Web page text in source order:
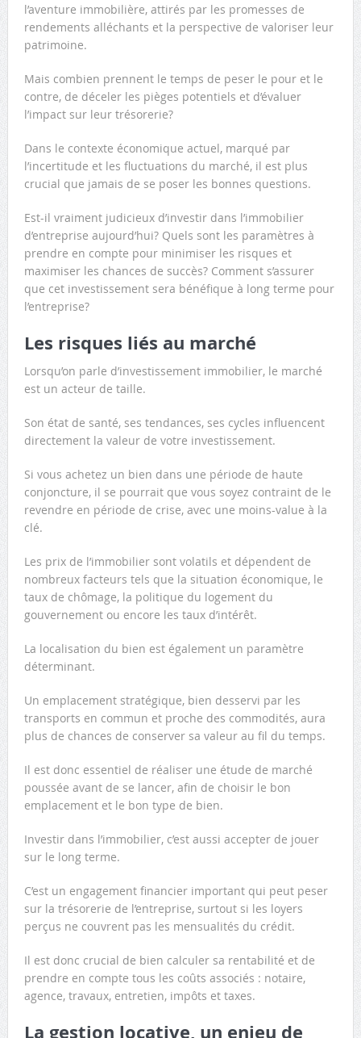
l’aventure immobilière, attirés par les promesses de
rendements alléchants et la perspective de valoriser leur
patrimoine.
Mais combien prennent le temps de peser le pour et le
contre, de déceler les pièges potentiels et d’évaluer
l’impact sur leur trésorerie?
Dans le contexte économique actuel, marqué par
l’incertitude et les fluctuations du marché, il est plus
crucial que jamais de se poser les bonnes questions.
Est-il vraiment judicieux d’investir dans l’immobilier
d’entreprise aujourd’hui? Quels sont les paramètres à
prendre en compte pour minimiser les risques et
maximiser les chances de succès? Comment s’assurer
que cet investissement sera bénéfique à long terme pour
l’entreprise?
Les risques liés au marché
Lorsqu’on parle d’investissement immobilier, le marché
est un acteur de taille.
Son état de santé, ses tendances, ses cycles influencent
directement la valeur de votre investissement.
Si vous achetez un bien dans une période de haute
conjoncture, il se pourrait que vous soyez contraint de le
revendre en période de crise, avec une moins-value à la
clé.
Les prix de l’immobilier sont volatils et dépendent de
nombreux facteurs tels que la situation économique, le
taux de chômage, la politique du logement du
gouvernement ou encore les taux d’intérêt.
La localisation du bien est également un paramètre
déterminant.
Un emplacement stratégique, bien desservi par les
transports en commun et proche des commodités, aura
plus de chances de conserver sa valeur au fil du temps.
Il est donc essentiel de réaliser une étude de marché
poussée avant de se lancer, afin de choisir le bon
emplacement et le bon type de bien.
Investir dans l’immobilier, c’est aussi accepter de jouer
sur le long terme.
C’est un engagement financier important qui peut peser
sur la trésorerie de l’entreprise, surtout si les loyers
perçus ne couvrent pas les mensualités du crédit.
Il est donc crucial de bien calculer sa rentabilité et de
prendre en compte tous les coûts associés : notaire,
agence, travaux, entretien, impôts et taxes.
La gestion locative, un enjeu de